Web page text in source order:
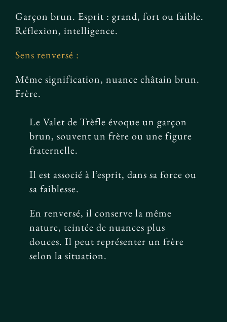
Garçon brun. Esprit : grand, fort ou faible.
Réflexion, intelligence.
Sens renversé :
Même signification, nuance châtain brun.
Frère.
Le Valet de Trèfle évoque un garçon
brun, souvent un frère ou une figure
fraternelle.
Il est associé à l’esprit, dans sa force ou
sa faiblesse.
En renversé, il conserve la même
nature, teintée de nuances plus
douces. Il peut représenter un frère
selon la situation.